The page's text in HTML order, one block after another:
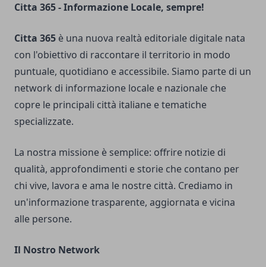
Citta 365 - Informazione Locale, sempre!
Citta 365 è una nuova realtà editoriale digitale nata
con l'obiettivo di raccontare il territorio in modo
puntuale, quotidiano e accessibile. Siamo parte di un
network di informazione locale e nazionale che
copre le principali città italiane e tematiche
specializzate.
La nostra missione è semplice: offrire notizie di
qualità, approfondimenti e storie che contano per
chi vive, lavora e ama le nostre città. Crediamo in
un'informazione trasparente, aggiornata e vicina
alle persone.
Il Nostro Network